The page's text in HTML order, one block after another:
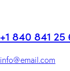
+1 840 841 25
info@email.com